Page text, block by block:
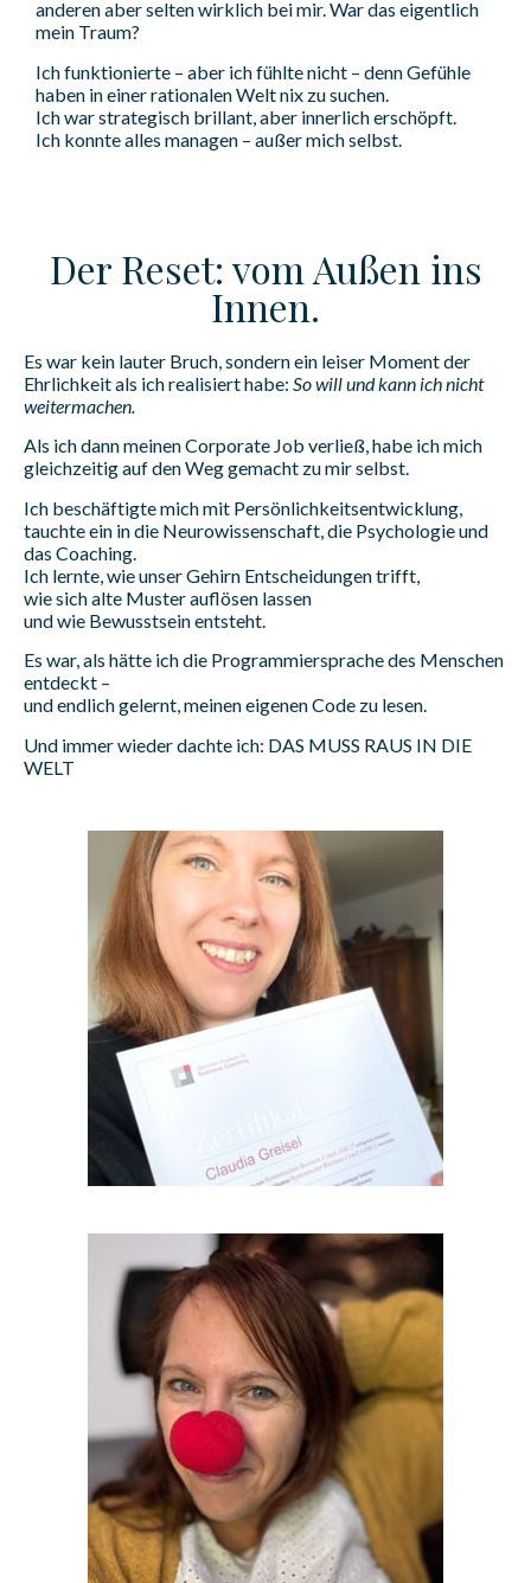
anderen aber selten wirklich bei mir. War das eigentlich
mein Traum?
Ich funktionierte – aber ich fühlte nicht – denn Gefühle
haben in einer rationalen Welt nix zu suchen.
Ich war strategisch brillant, aber innerlich erschöpft.
Ich konnte alles managen – außer mich selbst.
Der Reset: vom Außen ins
Innen.
Es war kein lauter Bruch, sondern ein leiser Moment der
Ehrlichkeit als ich realisiert habe: So will und kann ich nicht
weitermachen.
Als ich dann meinen Corporate Job verließ, habe ich mich
gleichzeitig auf den Weg gemacht zu mir selbst.
Ich beschäftigte mich mit Persönlichkeitsentwicklung,
tauchte ein in die Neurowissenschaft, die Psychologie und
das Coaching.
Ich lernte, wie unser Gehirn Entscheidungen trifft,
wie sich alte Muster auflösen lassen
und wie Bewusstsein entsteht.
Es war, als hätte ich die Programmiersprache des Menschen
entdeckt –
und endlich gelernt, meinen eigenen Code zu lesen.
Und immer wieder dachte ich: DAS MUSS RAUS IN DIE
WELT